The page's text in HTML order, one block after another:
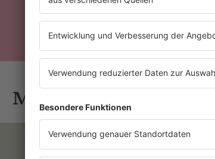
Mehr News zu
Mit den Waffeln einer Frau